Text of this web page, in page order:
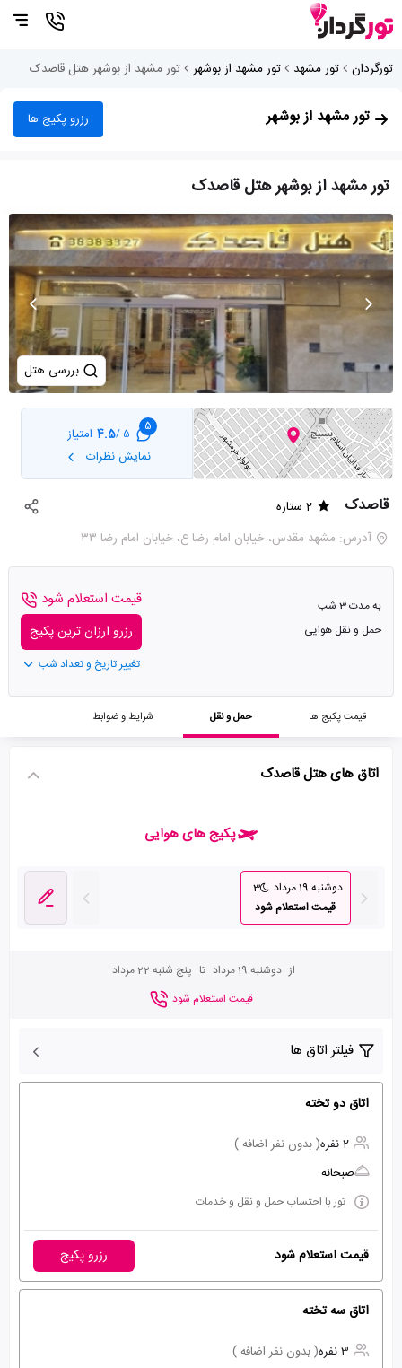
تورگردان تور مشهد تور مشهد از بوشهر تور مشهد از بوشهر هتل قاصدک
تور مشهد از بوشهر رزرو پکیج ها
تور مشهد از بوشهر هتل قاصدک
بررسی هتل
5
5 /
4.5 امتیاز
نمایش نظرات
قاصدک
2 ستاره
آدرس: مشهد مقدس، خیابان امام رضا ع، خیابان امام رضا ۳۳
به مدت 3 شب
حمل و نقل هوایی
قیمت استعلام شود
رزرو ارزان ترین پکیج
تغییر تاریخ و تعداد شب
قیمت پکیج ها حمل و نقل شرایط و ضوابط
اتاق های هتل قاصدک
پکیج های هوایی
دوشنبه 19 مرداد
3
قیمت استعلام شود
از دوشنبه 19 مرداد تا پنج شنبه 22 مرداد
قیمت استعلام شود
فیلتر اتاق ها
اتاق دو تخته
2 نفره
( بدون نفر اضافه )
صبحانه
تور با احتساب حمل و نقل و خدمات
قیمت استعلام شود رزرو پکیج
اتاق سه تخته
3 نفره
( بدون نفر اضافه )